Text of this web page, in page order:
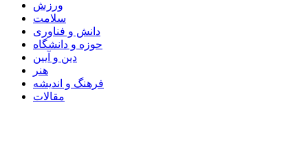
ورزش
سلامت
دانش و فناوری
حوزه و دانشگاه
دین و آیین
هنر
فرهنگ و اندیشه
مقالات